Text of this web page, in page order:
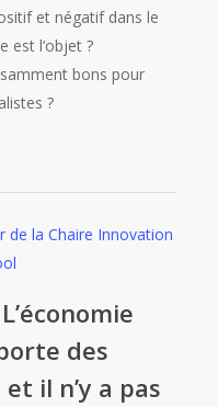
et négatif dans le
est l’objet ?
bons pour
?
des
il n’y a pas